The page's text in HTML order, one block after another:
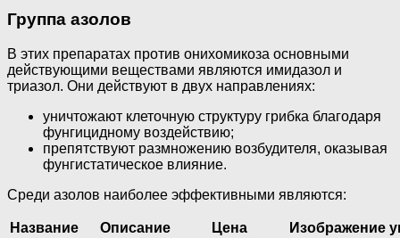
Группа азолов
В этих препаратах против онихомикоза основными
действующими веществами являются имидазол и
триазол. Они действуют в двух направлениях:
уничтожают клеточную структуру грибка благодаря
фунгицидному воздействию;
препятствуют размножению возбудителя, оказывая
фунгистатическое влияние.
Среди азолов наиболее эффективными являются:
Название Описание Цена Изображение